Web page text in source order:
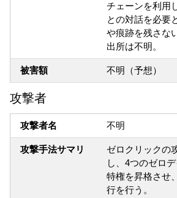
チェーンを利用
との対話を必要
や痕跡を残さな
出所は不明。
被害額 不明（予想）
攻撃者
攻撃者名 不明
攻撃手法サマリ
ゼロクリックの
し、4つのゼロ
特権を昇格させ
行を行う。